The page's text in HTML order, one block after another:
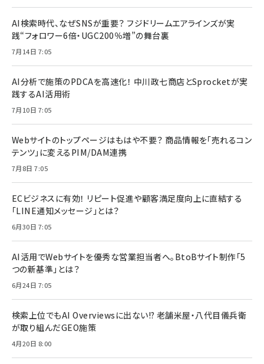
AI検索時代、なぜSNSが重要？ フジドリームエアラインズが実
践“フォロワー6倍・UGC200％増”の舞台裏
7月14日 7:05
AI分析で施策のPDCAを高速化！ 中川政七商店とSprocketが実
践するAI活用術
7月10日 7:05
Webサイトのトップページはもはや不要？ 商品情報を「売れるコン
テンツ」に変えるPIM/DAM連携
7月8日 7:05
ECビジネスに有効！ リピート促進や顧客満足度向上に直結する
「LINE通知メッセージ」とは？
6月30日 7:05
AI活用でWebサイトを優秀な営業担当者へ。BtoBサイト制作「5
つの新基準」とは？
6月24日 7:05
検索上位でもAI Overviewsに出ない!? 老舗米屋・八代目儀兵衛
が取り組んだGEO施策
4月20日 8:00